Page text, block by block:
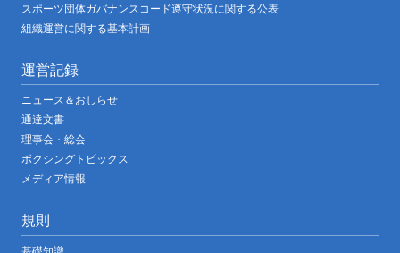
スポーツ団体ガバナンスコード遵守状況に関する公表
組織運営に関する基本計画
運営記録
ニュース＆おしらせ
通達文書
理事会・総会
ボクシングトピックス
メディア情報
規則